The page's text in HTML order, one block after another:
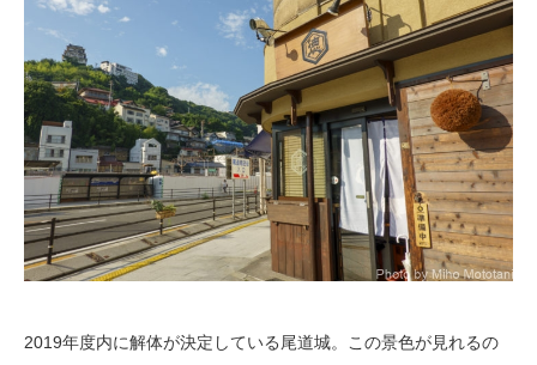
2019年度内に解体が決定している尾道城。この景色が見れるの